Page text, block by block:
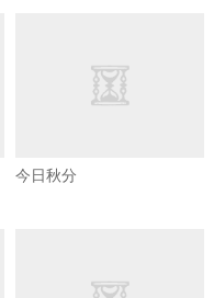
今日秋分